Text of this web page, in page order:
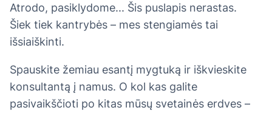
Atrodo, pasiklydome... Šis puslapis nerastas.
Šiek tiek kantrybės – mes stengiamės tai
išsiaiškinti.
Spauskite žemiau esantį mygtuką ir iškvieskite
konsultantą į namus. O kol kas galite
pasivaikščioti po kitas mūsų svetainės erdves –